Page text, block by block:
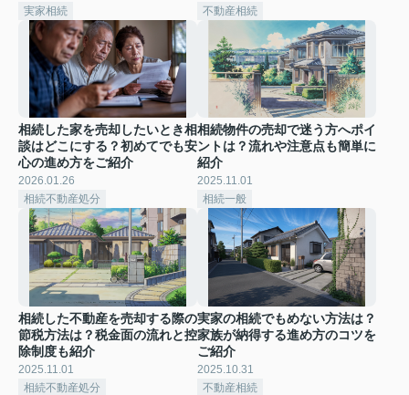
実家相続
不動産相続
相続した家を売却したいとき相
談はどこにする？初めてでも安
心の進め方をご紹介
2026.01.26
相続不動産処分
相続物件の売却で迷う方へポイ
ントは？流れや注意点も簡単に
紹介
2025.11.01
相続一般
相続した不動産を売却する際の
節税方法は？税金面の流れと控
除制度も紹介
2025.11.01
相続不動産処分
実家の相続でもめない方法は？
家族が納得する進め方のコツを
ご紹介
2025.10.31
不動産相続